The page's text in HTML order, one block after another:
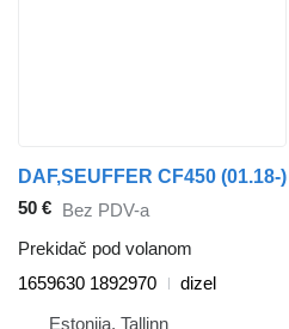
50 € Bez PDV-a
Prekidač pod volanom
1659630 1892970
dizel
Estonija, Tallinn